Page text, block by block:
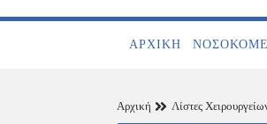
ΑΡΧΙΚΉ
Αρχική Λίστες